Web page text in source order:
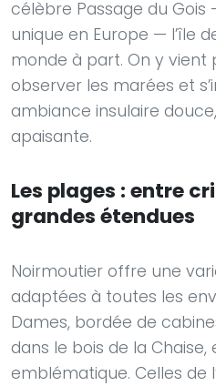
célèbre Passage du
unique en Europe — l’île
monde à part. On y vient
observer les marées et
ambiance insulaire
apaisante.
Les plages : entre
grandes étendues
Noirmoutier offre une
adaptées à toutes les
Dames, bordée de
dans le bois de la
emblématique. Celles de